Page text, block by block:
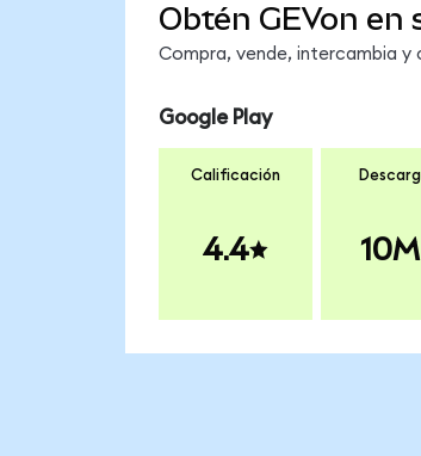
Obtén GEVon en
Compra, vende, intercambia y
Google Play
Calificación
4.4